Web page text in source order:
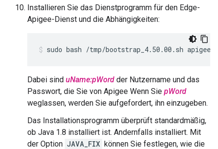
Installieren Sie das Dienstprogramm für den Edge-
Apigee-Dienst und die Abhängigkeiten:
sudo bash /tmp/bootstrap_4.50.00.sh
Dabei sind uName:pWord der Nutzername und das
Passwort, die Sie von Apigee Wenn Sie pWord
weglassen, werden Sie aufgefordert, ihn einzugeben.
Das Installationsprogramm überprüft standardmäßig,
ob Java 1.8 installiert ist. Andernfalls installiert. Mit
der Option JAVA_FIX können Sie festlegen, wie die